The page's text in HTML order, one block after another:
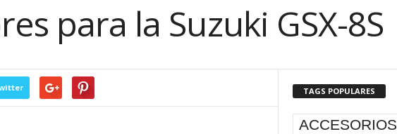
para la Suzuki GSX-8S
TAGS POPULARES
ACCESORIOS